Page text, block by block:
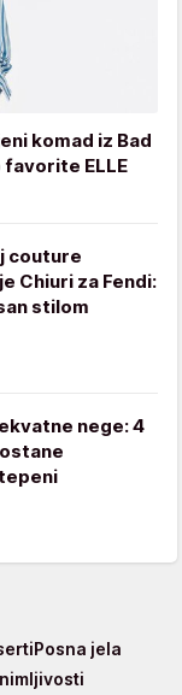
komad iz Bad
favorite ELLE
couture
Chiuri za Fendi:
stilom
nege: 4
Posna jela